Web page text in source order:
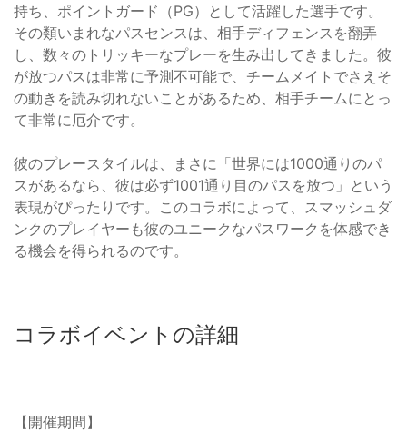
持ち、ポイントガード（PG）として活躍した選手です。
その類いまれなパスセンスは、相手ディフェンスを翻弄
し、数々のトリッキーなプレーを生み出してきました。彼
が放つパスは非常に予測不可能で、チームメイトでさえそ
の動きを読み切れないことがあるため、相手チームにとっ
て非常に厄介です。
彼のプレースタイルは、まさに「世界には1000通りのパ
スがあるなら、彼は必ず1001通り目のパスを放つ」という
表現がぴったりです。このコラボによって、スマッシュダ
ンクのプレイヤーも彼のユニークなパスワークを体感でき
る機会を得られるのです。
コラボイベントの詳細
【開催期間】